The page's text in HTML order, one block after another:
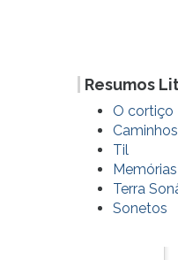
Resumos
O cortiço
Til
Terra
Sonetos